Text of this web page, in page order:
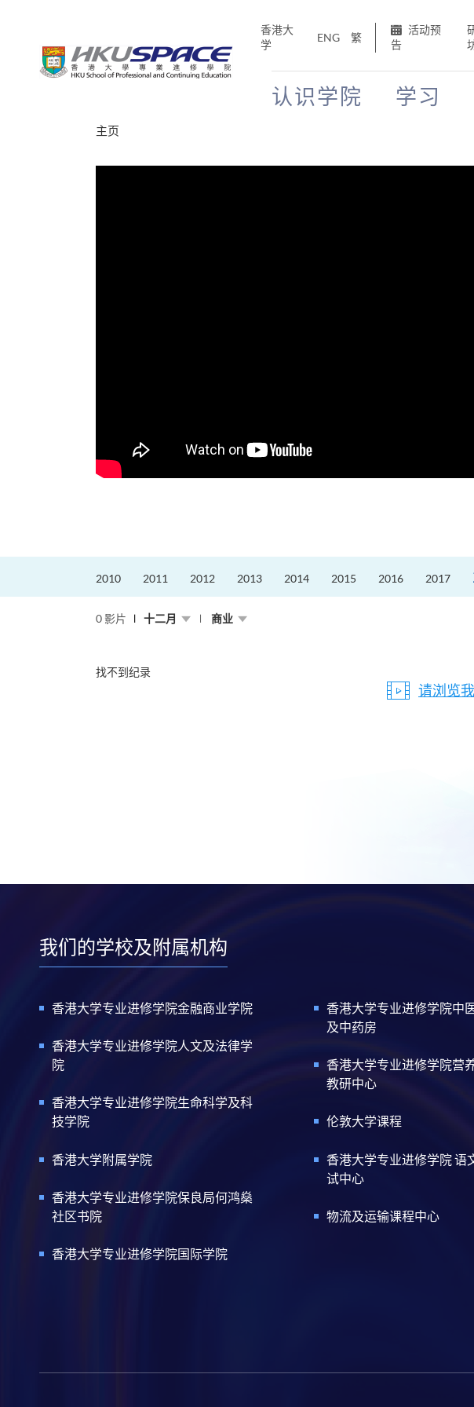
香港大
学
ENG 繁
活动预
告
认识学院 学习
主页
2010 2011 2012 2013 2014 2015 2016 2017
0 影片 十二月 商业
找不到纪录
请浏览
我们的学校及附属机构
香港大学专业进修学院金融商业学院
香港大学专业进修学院人文及法律学
院
香港大学专业进修学院生命科学及科
技学院
香港大学附属学院
香港大学专业进修学院保良局何鸿燊
社区书院
香港大学专业进修学院国际学院
香港大学专业进修学院中
及中药房
香港大学专业进修学院营
教研中心
伦敦大学课程
香港大学专业进修学院 语
试中心
物流及运输课程中心